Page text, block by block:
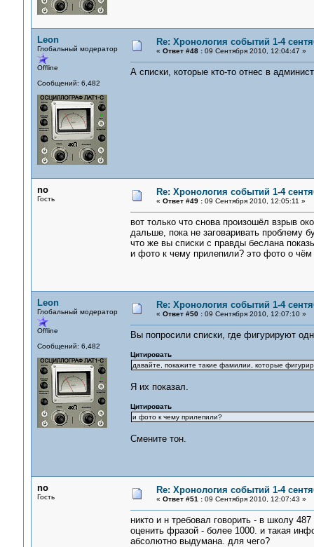
Leon
Глобальный модератор
Offline
Сообщений: 6,482
Re: Хронология событий 1-4
« Ответ #48 :09 Сентября 2010, 12:04:47 »
А списки, которые кто-то отнес в
no
Гость
Re: Хронология событий 1-4
« Ответ #49 :09 Сентября 2010, 12:05:11 »
вот только что снова произошёл взрыв
дальше, пока не заговаривать проблему
что же вы списки с правды беслана
и фото к чему прилепили? это фото о чём
Leon
Глобальный модератор
Offline
Сообщений: 6,482
Re: Хронология событий 1-4
« Ответ #50 :09 Сентября 2010, 12:07:10 »
Вы попросили списки, где фигурируют
Цитировать
давайте, покажите такие фамилии, которые
Я их показал.
Цитировать
и фото к чему прилепили?
Смените тон.
no
Гость
Re: Хронология событий 1-4
« Ответ #51 :09 Сентября 2010, 12:07:43 »
никто и н требовал говорить - в школу
оценить фразой - более 1000. и такая
абсолютно выдумана. для чего?